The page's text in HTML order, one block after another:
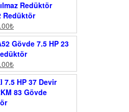
Redüktör
Redüktör
₺
Gövde 7.5 HP 23
₺
7.5 HP 37 Devir
83 Gövde